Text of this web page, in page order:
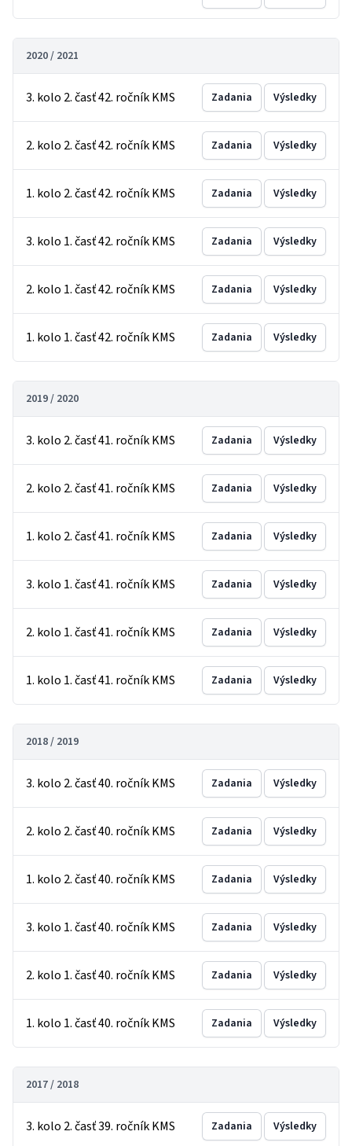
2020 / 2021
3. kolo 2. časť 42. ročník KMS Zadania Výsledky
2. kolo 2. časť 42. ročník KMS Zadania Výsledky
1. kolo 2. časť 42. ročník KMS Zadania Výsledky
3. kolo 1. časť 42. ročník KMS Zadania Výsledky
2. kolo 1. časť 42. ročník KMS Zadania Výsledky
1. kolo 1. časť 42. ročník KMS Zadania Výsledky
2019 / 2020
3. kolo 2. časť 41. ročník KMS Zadania Výsledky
2. kolo 2. časť 41. ročník KMS Zadania Výsledky
1. kolo 2. časť 41. ročník KMS Zadania Výsledky
3. kolo 1. časť 41. ročník KMS Zadania Výsledky
2. kolo 1. časť 41. ročník KMS Zadania Výsledky
1. kolo 1. časť 41. ročník KMS Zadania Výsledky
2018 / 2019
3. kolo 2. časť 40. ročník KMS Zadania Výsledky
2. kolo 2. časť 40. ročník KMS Zadania Výsledky
1. kolo 2. časť 40. ročník KMS Zadania Výsledky
3. kolo 1. časť 40. ročník KMS Zadania Výsledky
2. kolo 1. časť 40. ročník KMS Zadania Výsledky
1. kolo 1. časť 40. ročník KMS Zadania Výsledky
2017 / 2018
3. kolo 2. časť 39. ročník KMS Zadania Výsledky